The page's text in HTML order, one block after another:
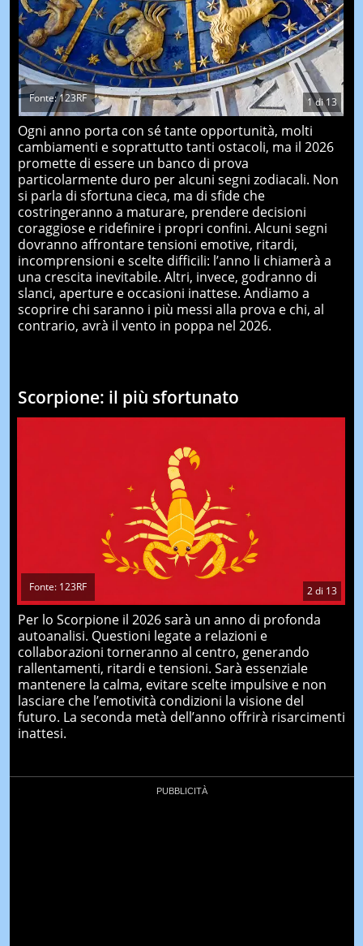
1di13
Fonte: 123RF
Ogni anno porta con sé tante opportunità, molti
cambiamenti e soprattutto tanti ostacoli, ma il 2026
promette di essere un banco di prova
particolarmente duro per alcuni segni zodiacali. Non
si parla di sfortuna cieca, ma di sfide che
costringeranno a maturare, prendere decisioni
coraggiose e ridefinire i propri confini. Alcuni segni
dovranno affrontare tensioni emotive, ritardi,
incomprensioni e scelte difficili: l’anno li chiamerà a
una crescita inevitabile. Altri, invece, godranno di
slanci, aperture e occasioni inattese. Andiamo a
scoprire chi saranno i più messi alla prova e chi, al
contrario, avrà il vento in poppa nel 2026.
Scorpione: il più sfortunato
2di 13
Fonte: 123RF
Per lo Scorpione il 2026 sarà un anno di profonda
autoanalisi. Questioni legate a relazioni e
collaborazioni torneranno al centro, generando
rallentamenti, ritardi e tensioni. Sarà essenziale
mantenere la calma, evitare scelte impulsive e non
lasciare che l’emotività condizioni la visione del
futuro. La seconda metà dell’anno offrirà risarcimenti
inattesi.